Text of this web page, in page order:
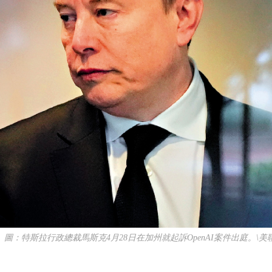
特斯拉行政總裁馬斯克4月28日在加州就起訴OpenAI案件出庭。\美